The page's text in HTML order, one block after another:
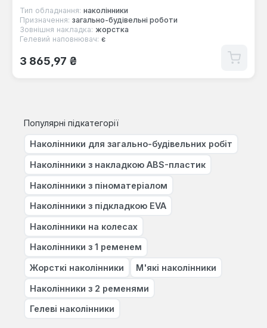
Тип обладнання: наколінники
Призначення: загально-будівельні роботи
Зовнішня накладка: жорстка
Гелевий наповнювач: є
Звичайна ціна:
3 865,97 ₴
Популярні підкатегорії
Наколінники для загально-будівельних робіт
Наколінники з накладкою ABS-пластик
Наколінники з піноматеріалом
Наколінники з підкладкою EVA
Наколінники на колесах
Наколінники з 1 ременем
Жорсткі наколінники М'які наколінники
Наколінники з 2 ременями
Гелеві наколінники